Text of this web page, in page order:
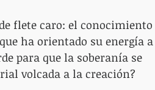
flete caro: el conocimiento
ha orientado su energía a
para que la soberanía se
volcada a la creación?